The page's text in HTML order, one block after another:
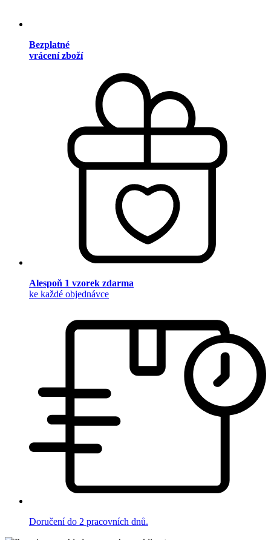
Bezplatné
vrácení zboží
Alespoň 1 vzorek zdarma
ke každé objednávce
Doručení do 2 pracovních dnů.